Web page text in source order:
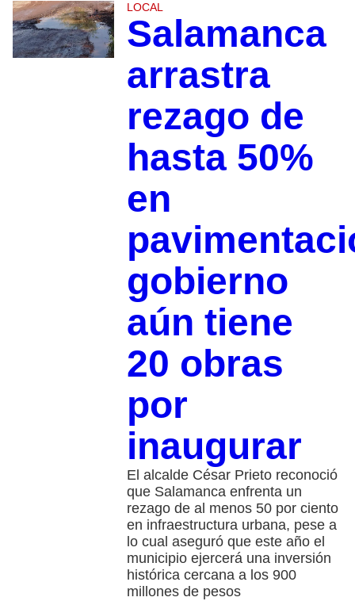
LOCAL
Salamanca
arrastra
rezago de
hasta 50%
en
gobierno
aún tiene
20 obras
por
inaugurar
El alcalde César Prieto reconoció
que Salamanca enfrenta un
rezago de al menos 50 por ciento
en infraestructura urbana, pese a
lo cual aseguró que este año el
municipio ejercerá una inversión
histórica cercana a los 900
millones de pesos